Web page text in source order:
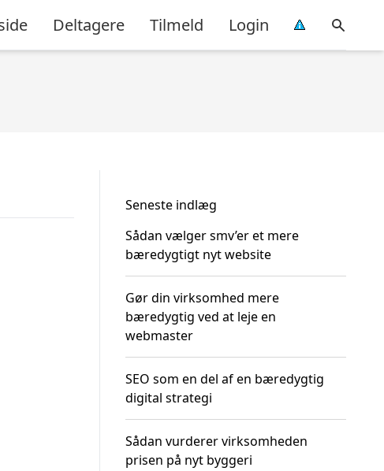
Deltagere Tilmeld Login
Seneste indlæg
Sådan vælger smv’er et mere
bæredygtigt nyt website
Gør din virksomhed mere
bæredygtig ved at leje en
webmaster
SEO som en del af en bæredygtig
digital strategi
Sådan vurderer virksomheden
prisen på nyt byggeri